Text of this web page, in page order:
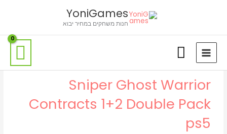
YoniGames
חנות משחקים במחיר יבוא
Sniper Ghost Warrior
Contracts 1+2 Double Pack
ps5